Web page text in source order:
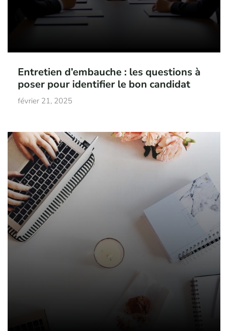
Entretien d’embauche : les questions à
poser pour identifier le bon candidat
février 21, 2025